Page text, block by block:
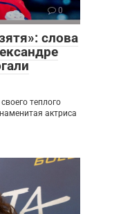
0
слова
теплого
актриса